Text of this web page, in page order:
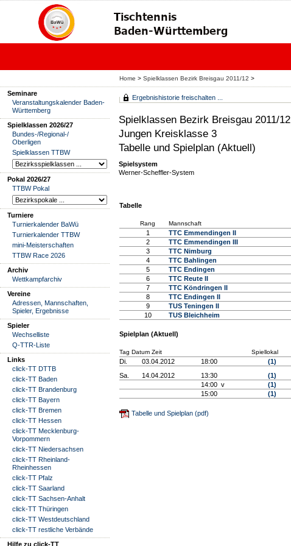
Home > Spielklassen Bezirk Breisgau 2011/12 >
Seminare
Veranstaltungskalender Baden-
Württemberg
Spielklassen 2026/27
Bundes-/Regional-/
Oberligen
Spielklassen TTBW
Pokal 2026/27
TTBW Pokal
Turniere
Turnierkalender BaWü
Turnierkalender TTBW
mini-Meisterschaften
TTBW Race 2026
Archiv
Wettkampfarchiv
Vereine
Adressen, Mannschaften,
Spieler, Ergebnisse
Spieler
Wechselliste
Q-TTR-Liste
Links
click-TT DTTB
click-TT Baden
click-TT Brandenburg
click-TT Bayern
click-TT Bremen
click-TT Hessen
click-TT Mecklenburg-
Vorpommern
click-TT Niedersachsen
click-TT Rheinland-
Rheinhessen
click-TT Pfalz
click-TT Saarland
click-TT Sachsen-Anhalt
click-TT Thüringen
click-TT Westdeutschland
click-TT restliche Verbände
Hilfe zu click-TT
Ergebnishistorie freischalten ...
Spielklassen Bezirk Breisgau 2011/12
Jungen Kreisklasse 3
Tabelle und Spielplan (Aktuell)
Spielsystem
Werner-Scheffler-System
Tabelle
Rang Mannschaft
1 TTC Emmendingen II
2
TTC Emmendingen III
3
TTC Nimburg
4
TTC Bahlingen
5
TTC Endingen
6
TTC Reute II
7
TTC Köndringen II
8
TTC Endingen II
9
TUS Teningen II
10
TUS Bleichheim
Spielplan (Aktuell)
Tag Datum Zeit Spiellokal
Di. 03.04.2012 18:00 (1)
Sa.
14.04.2012 13:30 (1)
14:00 v
(1)
15:00
(1)
Tabelle und Spielplan (pdf)